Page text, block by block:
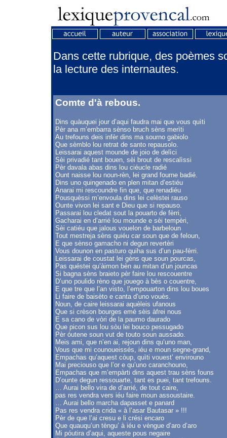
Dans cette rubrique, des poèmes
la lecture des internautes.
Comte d'à rebous.
Dins quàuquei jour d’aqui faudra mai que vous quìti
Pèr ana m’embarra sènso bruch sèns merìti
Au trefouns deis infèr dins ma sourno gabiolo
Que sèmblo lou retrat de santo repausolo.
Leissarai aquest mounde de joio de delìci
Sèi privadié tant bouen, sèi brout de rescalìssi
Pèr davala abas dins lou ciéucle radié
Ount naisse lou noun-rèn, lei grand fourne badié.
Dins uno quingenado en plen mitan d’estiéu
Anarai mi rescoundre fin que, que renadiéu
Pousquèssi m’envoula dins lei celèstei rauso
Ounte vivon lei sant e Dieu que si repauso.
Passarai lou cledat sout la pouarto de fèrri,
Gacharai en d’arrié lou mounde e sèi tempèri,
Sèi catiéu que jalous vouelon de barbeloun
Tout mestreja sèns quiéu car soun que de feloun,
E que sènso gamacho ni degun revertèri
Vous dounon en pasturo quiha sus d’un pau-fèrri.
Leissarai de coustat lei gèns que soun pourcas,
Pas quéstei qu’àimon bèn au mitan d’un jouncas
Si bagna sèns braieto pèr faire lou rescouentre
D’uno poulido rèno que jouego à bès o couentre,
E que tre que l’an visto, l’empouarton dins lou boues
Li faire de baisèto e canta d’uno vouès.
Noun, de caire leissarai aquèleis ufanous
Que si crèson bourges emé sèis àfrei nous
E sa cano de vòri de la paumo daurado
Que picon sus lou sòu lei bouco pessugado
Pèr óutene soun vut de touto soun aussado.
Meis ami, que n’en ai, rejoun dins qu’uno man,
Vous que mi counoueissés, iéu e moun segne-grand,
Empachas qu’aquest còup, quìti vouest’ envirouno
Mai preciouso que l’or e qu’uno caranchouno,
Empachas que m’empàrti dins aquest trau sèns founs
D’ounte degun ressouarte, tant es puei, tant trefouns.
… Aurai bello vira de d’arrié, de tout caire,
pas res vendra vers iéu faire moun assoustaire.
… Aurai bello marcha dapasset e panard
Pas res vendra crida « à l’asar Bautasar » !!!
Pèr de que l’ai cresu e li crési encaro
Que quauqu’un tèngu’ à iéu e vèngue d’aro d’aro
Mi póutira d’aqui, aqueste pous negaire